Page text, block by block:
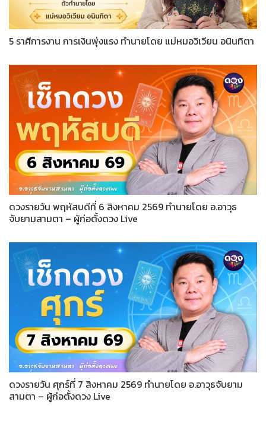
5 ราศีการงาน การเงินพุ่งแรง ทำนายโดย แม่หมอวิเวียน อนินทิตา
ดวงรายวัน พฤหัสบดีที่ 6 สิงหาคม 2569 ทำนายโดย อ.อาวุธ
จับยามสามตา – ผู้ก่อตั้งดวง Live
ดวงรายวัน ศุกร์ที่ 7 สิงหาคม 2569 ทำนายโดย อ.อาวุธจับยาม
สามตา – ผู้ก่อตั้งดวง Live